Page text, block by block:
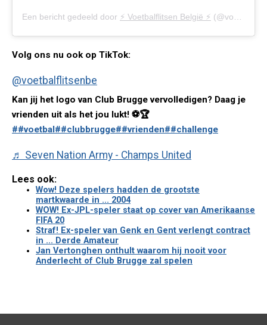
Een bericht gedeeld door ⚡️ Voetbalflitsen België ⚡️ (@voetbalflitsen.be) op
Volg ons nu ook op TikTok:
@voetbalflitsenbe
Kan jij het logo van Club Brugge vervolledigen? Daag je
vrienden uit als het jou lukt! ⚽️🏆
##voetbal##clubbrugge##vrienden##challenge
♬ Seven Nation Army - Champs United
Lees ook:
Wow! Deze spelers hadden de grootste
martkwaarde in ... 2004
WOW! Ex-JPL-speler staat op cover van Amerikaanse
FIFA 20
Straf! Ex-speler van Genk en Gent verlengt contract
in ... Derde Amateur
Jan Vertonghen onthult waarom hij nooit voor
Anderlecht of Club Brugge zal spelen